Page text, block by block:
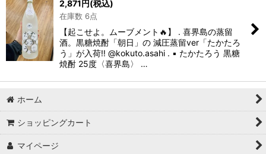
2,871円(税込)
在庫数 6点
【起こせよ。ムーブメント🔥】 . 喜界島の蒸留
酒。黒糖焼酎「朝日」の 減圧蒸留ver「たかたろ
う」が入荷‼️ @kokuto.asahi . ▪️ たかたろう 黒糖
焼酎 25度〈喜界島〉 …
ホーム
ショッピングカート
マイページ